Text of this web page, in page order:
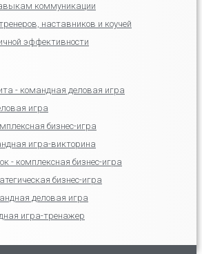
коммуникации
наставников и коучей
эффективности
- командная деловая игра
игра
бизнес-игра
игра-викторина
- комплексная бизнес-игра
бизнес-игра
деловая игра
игра-тренажер